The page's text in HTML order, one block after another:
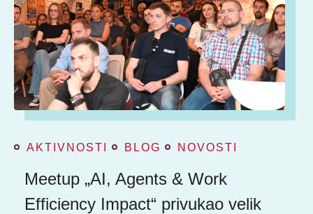
AKTIVNOSTI BLOG NOVOSTI
Meetup „AI, Agents & Work
Efficiency Impact“ privukao velik